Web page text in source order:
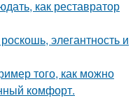
как реставратор
элегантность и
того, как можно
комфорт.